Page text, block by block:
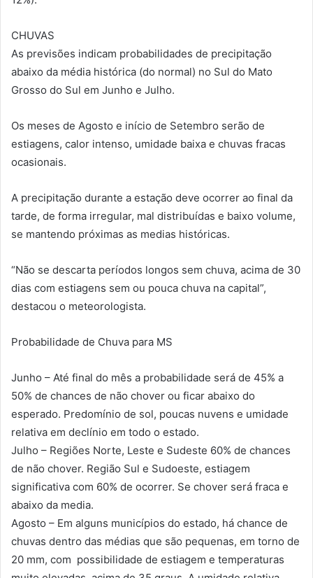
CHUVAS
As previsões indicam probabilidades de precipitação
abaixo da média histórica (do normal) no Sul do Mato
Grosso do Sul em Junho e Julho.
Os meses de Agosto e início de Setembro serão de
estiagens, calor intenso, umidade baixa e chuvas fracas
ocasionais.
A precipitação durante a estação deve ocorrer ao final da
tarde, de forma irregular, mal distribuídas e baixo volume,
se mantendo próximas as medias históricas.
“Não se descarta períodos longos sem chuva, acima de 30
dias com estiagens sem ou pouca chuva na capital”,
destacou o meteorologista.
Probabilidade de Chuva para MS
Junho – Até final do mês a probabilidade será de 45% a
50% de chances de não chover ou ficar abaixo do
esperado. Predomínio de sol, poucas nuvens e umidade
relativa em declínio em todo o estado.
Julho – Regiões Norte, Leste e Sudeste 60% de chances
de não chover. Região Sul e Sudoeste, estiagem
significativa com 60% de ocorrer. Se chover será fraca e
abaixo da media.
Agosto – Em alguns municípios do estado, há chance de
chuvas dentro das médias que são pequenas, em torno de
20 mm, com possibilidade de estiagem e temperaturas